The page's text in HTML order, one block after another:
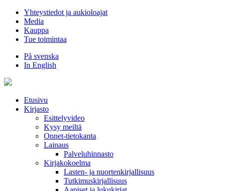
Hyppää
sisältöön
Yhteystiedot ja aukioloajat
Media
Kauppa
Tue toimintaa
På svenska
In English
Etusivu
Kirjasto
Esittelyvideo
Kysy meiltä
Onnet-tietokanta
Lainaus
Palveluhinnasto
Kirjakokoelma
Lasten- ja nuortenkirjallisuus
Tutkimuskirjallisuus